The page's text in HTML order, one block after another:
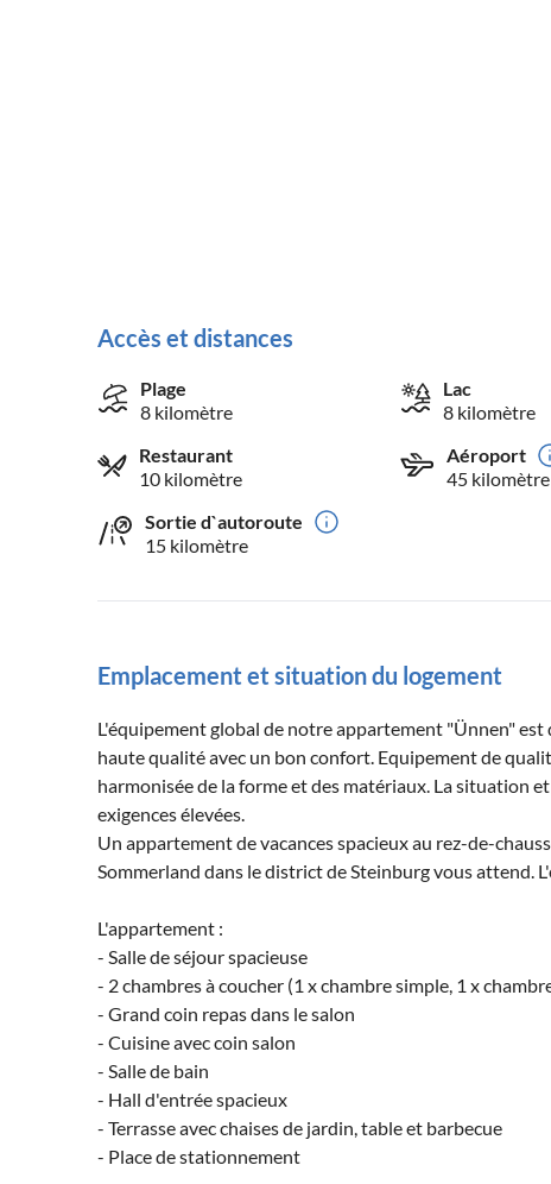
Accès et distances
Plage
8 kilomètre
Lac
8 kilomètre
Restaurant
10 kilomètre
Aéroport
45 kilomètre
Sortie d`autoroute
15 kilomètre
Emplacement et situation du logement
L'équipement global de notre appartement "Ünnen"
haute qualité avec un bon confort. Equipement de
harmonisée de la forme et des matériaux. La situation
exigences élevées.
Un appartement de vacances spacieux au rez-de-
Sommerland dans le district de Steinburg vous attend.
L'appartement :
- Salle de séjour spacieuse
- 2 chambres à coucher (1 x chambre simple, 1 x
- Grand coin repas dans le salon
- Cuisine avec coin salon
- Salle de bain
- Hall d'entrée spacieux
- Terrasse avec chaises de jardin, table et barbecue
- Place de stationnement